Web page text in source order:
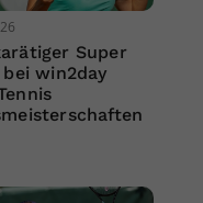
Super
bei win2day